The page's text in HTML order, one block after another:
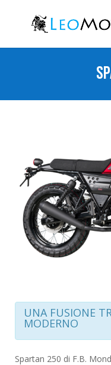
UNA FUSIONE
MODERNO
Spartan 250 di F.B.